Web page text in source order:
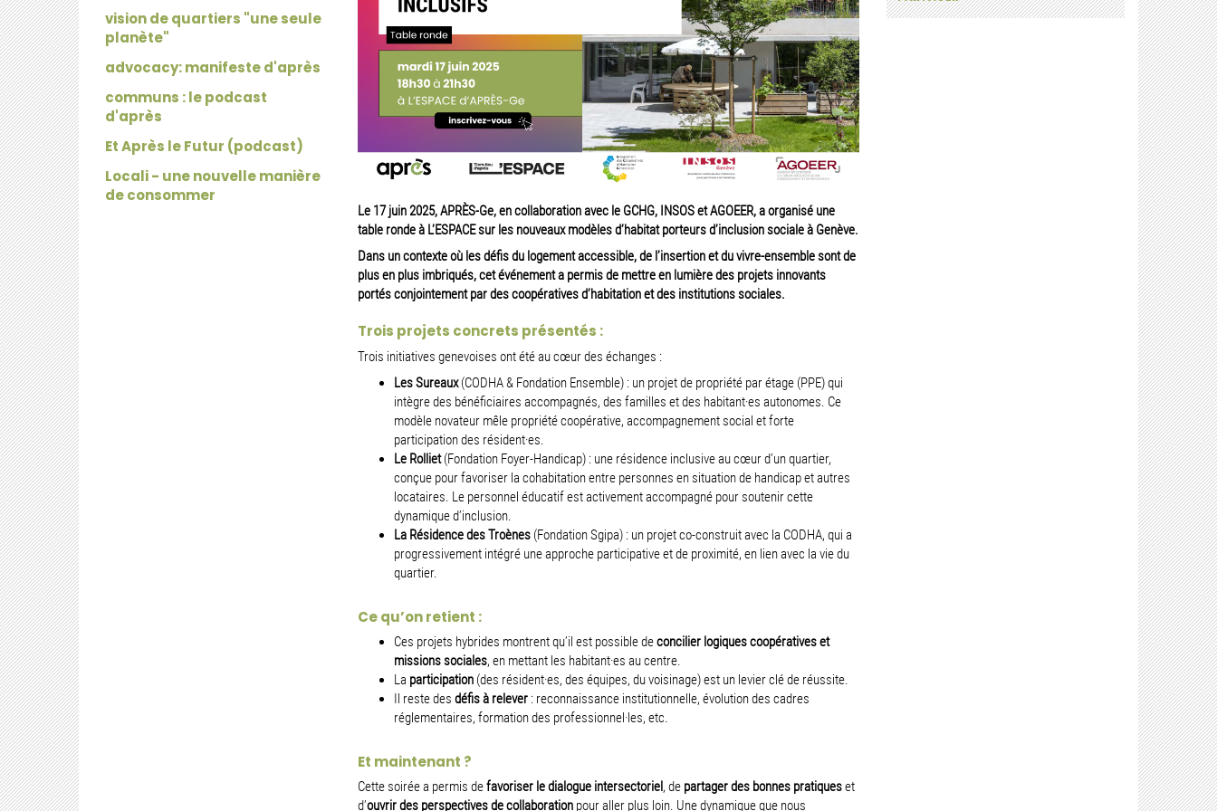
vision de quartiers "une seule
planète"
advocacy: manifeste d'après
communs : le podcast
d'après
Et Après le Futur (podcast)
Locali - une nouvelle manière
de consommer
Le 17 juin 2025, APRÈS-Ge, en collaboration avec le GCHG, INSOS et AGOEER, a organisé une
table ronde à L’ESPACE sur les nouveaux modèles d’habitat porteurs d’inclusion sociale à Genève.
Dans un contexte où les défis du logement accessible, de l’insertion et du vivre-ensemble sont de
plus en plus imbriqués, cet événement a permis de mettre en lumière des projets innovants
portés conjointement par des coopératives d’habitation et des institutions sociales.
Trois projets concrets présentés :
Trois initiatives genevoises ont été au cœur des échanges :
Les Sureaux(CODHA & Fondation Ensemble) : un projet de propriété par étage (PPE) qui
intègre des bénéficiaires accompagnés, des familles et des habitant·es autonomes. Ce
modèle novateur mêle propriété coopérative, accompagnement social et forte
participation des résident·es.
Le Rolliet(Fondation Foyer-Handicap) : une résidence inclusive au cœur d’un quartier,
conçue pour favoriser la cohabitation entre personnes en situation de handicap et autres
locataires. Le personnel éducatif est activement accompagné pour soutenir cette
dynamique d’inclusion.
La Résidence des Troènes(Fondation Sgipa) : un projet co-construit avec la CODHA, qui a
progressivement intégré une approche participative et de proximité, en lien avec la vie du
quartier.
Ce qu’on retient :
Ces projets hybrides montrent qu’il est possible deconcilier logiques coopératives et
missions sociales, en mettant les habitant·es au centre.
La participation(des résident·es, des équipes, du voisinage) est un levier clé de réussite.
Il reste des défis à relever: reconnaissance institutionnelle, évolution des cadres
réglementaires, formation des professionnel·les, etc.
Et maintenant ?
Cette soirée a permis defavoriser le dialogue intersectoriel, de partager des bonnes pratiqueset
d’ouvrir des perspectives de collaborationpour aller plus loin. Une dynamique que nous